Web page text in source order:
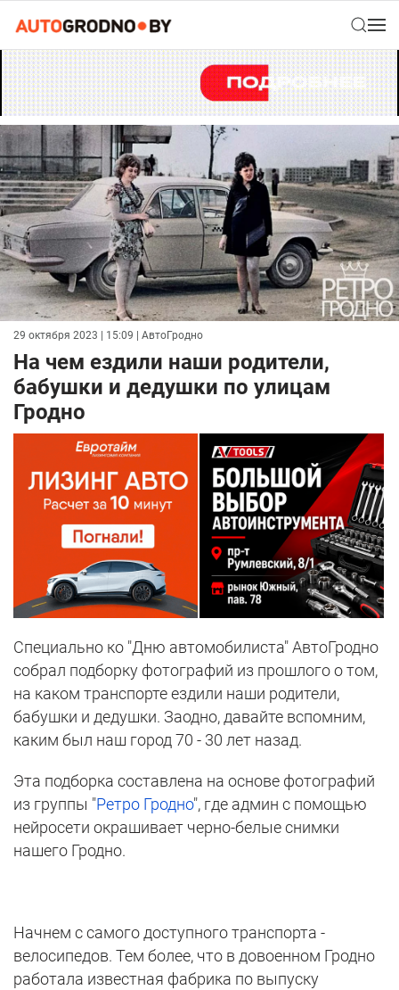
29 октября 2023 | 15:09 | АвтоГродно
На чем ездили наши родители,
бабушки и дедушки по улицам
Гродно
Специально ко "Дню автомобилиста" АвтоГродно
собрал подборку фотографий из прошлого о том,
на каком транспорте ездили наши родители,
бабушки и дедушки. Заодно, давайте вспомним,
каким был наш город 70 - 30 лет назад.
Эта подборка составлена на основе фотографий
из группы "Ретро Гродно", где админ с помощью
нейросети окрашивает черно-белые снимки
нашего Гродно.
Начнем с самого доступного транспорта -
велосипедов. Тем более, что в довоенном Гродно
работала известная фабрика по выпуску